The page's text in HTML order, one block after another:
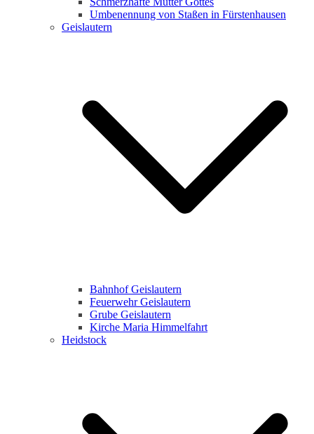
Umbenennung von Staßen in Fürstenhausen
Geislautern
Bahnhof Geislautern
Feuerwehr Geislautern
Grube Geislautern
Kirche Maria Himmelfahrt
Heidstock